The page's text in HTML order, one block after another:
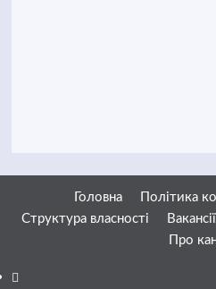
Головна
Політика
Структура власності
Вакансії
Про
Facebook